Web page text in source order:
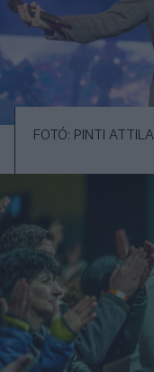
FOTÓ: PINTI ATTILA